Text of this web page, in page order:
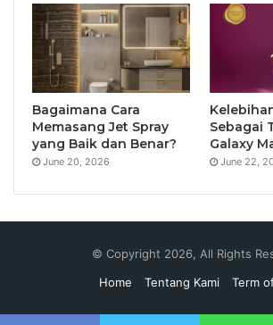
Bagaimana Cara
Memasang Jet Spray
yang Baik dan Benar?
June 20, 2026
Sebagai
Galaxy
June 22,
© Copyright 2026, All Rights
Home
Tentang Kami Term